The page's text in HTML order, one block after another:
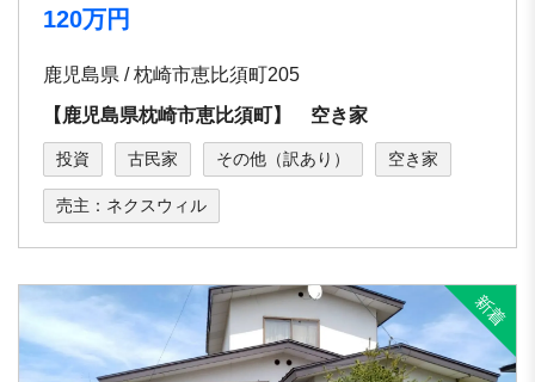
120万円
鹿児島県 / 枕崎市恵比須町205
【鹿児島県枕崎市恵比須町】 空き家
投資 古民家 その他（訳あり） 空き家
売主：ネクスウィル